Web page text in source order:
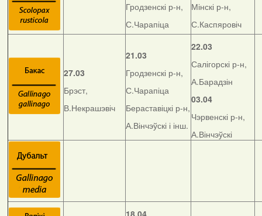
Гродзенскі р-н,
С.Чарапіца
Мінскі р-н,
С.Каспяровіч
27.03
Брэст,
В.Некрашэвіч
21.03
Гродзенскі р-н,
С.Чарапіца
Бераставіцкі р-н,
А.Вінчэўскі і інш.
22.03
Салігорскі р-н,
А.Барадзін
03.04
Чэрвенскі р-н,
А.Вінчэўскі
18.04